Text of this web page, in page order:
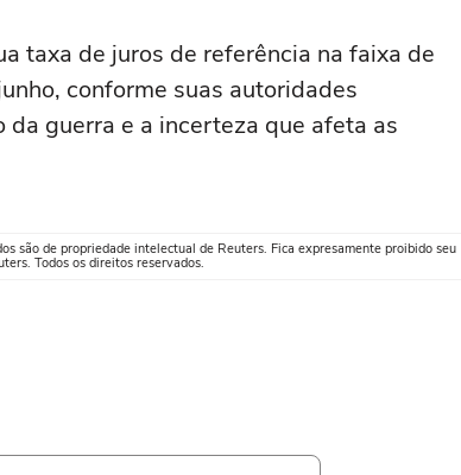
taxa de juros de referência na faixa de
conforme suas autoridades
guerra e a incerteza que afeta as
são de propriedade intelectual de Reuters. Fica expresamente proibido seu
Todos os direitos reservados.